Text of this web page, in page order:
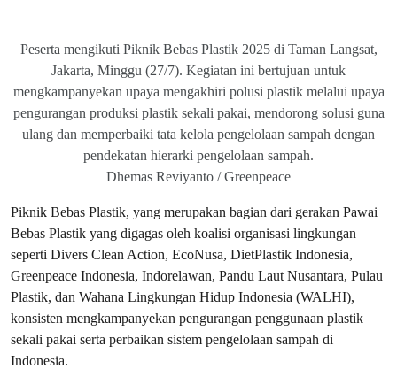
Peserta mengikuti Piknik Bebas Plastik 2025 di Taman Langsat,
Jakarta, Minggu (27/7). Kegiatan ini bertujuan untuk
mengkampanyekan upaya mengakhiri polusi plastik melalui upaya
pengurangan produksi plastik sekali pakai, mendorong solusi guna
ulang dan memperbaiki tata kelola pengelolaan sampah dengan
pendekatan hierarki pengelolaan sampah.
Dhemas Reviyanto / Greenpeace
Piknik Bebas Plastik, yang merupakan bagian dari gerakan Pawai
Bebas Plastik yang digagas oleh koalisi organisasi lingkungan
seperti Divers Clean Action, EcoNusa, DietPlastik Indonesia,
Greenpeace Indonesia, Indorelawan, Pandu Laut Nusantara, Pulau
Plastik, dan Wahana Lingkungan Hidup Indonesia (WALHI),
konsisten mengkampanyekan pengurangan penggunaan plastik
sekali pakai serta perbaikan sistem pengelolaan sampah di
Indonesia.